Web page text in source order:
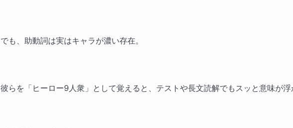
でも、助動詞は実はキャラが濃い存在。
彼らを「ヒーロー9人衆」として覚えると、テストや長文読解でもスッと意味が浮